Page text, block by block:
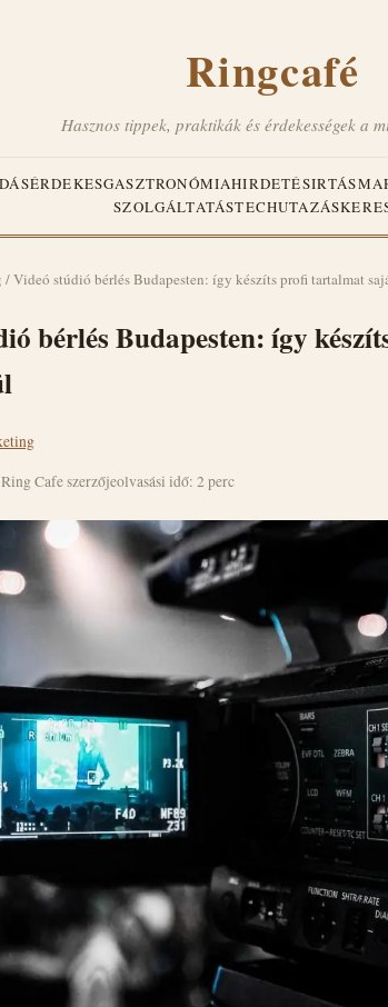
Ringcafé
Hasznos tippek, praktikák és érdekességek a
ÉRDEKESGASZTRONÓMIAHIRDETÉSIRTÁS
SZOLGÁLTATÁSTECHUTAZÁS
/Videó stúdió bérlés Budapesten: így készíts profi tartalmat
bérlés Budapesten: így
Cafe szerzőjeolvasási idő: 2 perc